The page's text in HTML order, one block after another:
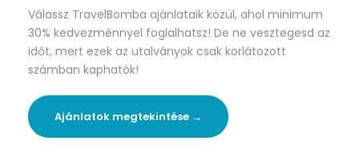
Válassz TravelBomba ajánlataik közül, ahol minimum
30% kedvezménnyel foglalhatsz! De ne vesztegesd az
időt, mert ezek az utalványok csak korlátozott
számban kaphatók!
Ajánlatok megtekintése →